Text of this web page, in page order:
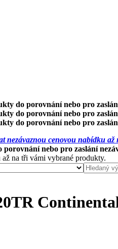
do porovnání nebo pro
do porovnání nebo pro
do porovnání nebo pro
nezávaznou cenovou nabídku
nebo pro zaslání
na tři vámi vybrané produkty.